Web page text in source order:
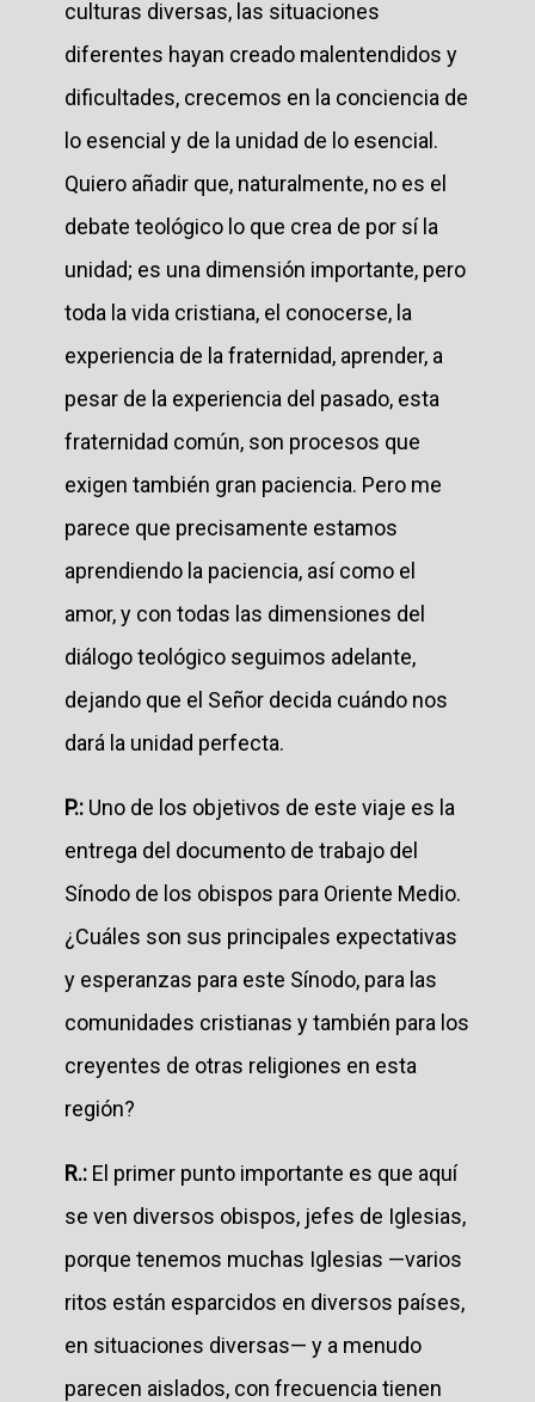
culturas diversas, las situaciones
diferentes hayan creado malentendidos y
dificultades, crecemos en la conciencia de
lo esencial y de la unidad de lo esencial.
Quiero añadir que, naturalmente, no es el
debate teológico lo que crea de por sí la
unidad; es una dimensión importante, pero
toda la vida cristiana, el conocerse, la
experiencia de la fraternidad, aprender, a
pesar de la experiencia del pasado, esta
fraternidad común, son procesos que
exigen también gran paciencia. Pero me
parece que precisamente estamos
aprendiendo la paciencia, así como el
amor, y con todas las dimensiones del
diálogo teológico seguimos adelante,
dejando que el Señor decida cuándo nos
dará la unidad perfecta.
P.: Uno de los objetivos de este viaje es la
entrega del documento de trabajo del
Sínodo de los obispos para Oriente Medio.
¿Cuáles son sus principales expectativas
y esperanzas para este Sínodo, para las
comunidades cristianas y también para los
creyentes de otras religiones en esta
región?
R.: El primer punto importante es que aquí
se ven diversos obispos, jefes de Iglesias,
porque tenemos muchas Iglesias —varios
ritos están esparcidos en diversos países,
en situaciones diversas— y a menudo
parecen aislados, con frecuencia tienen